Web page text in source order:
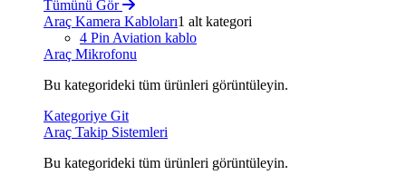
Tümünü Gör
Araç Kamera Kabloları1 alt kategori
4 Pin Aviation kablo
Araç Mikrofonu
Bu kategorideki tüm ürünleri görüntüleyin.
Kategoriye Git
Araç Takip Sistemleri
Bu kategorideki tüm ürünleri görüntüleyin.